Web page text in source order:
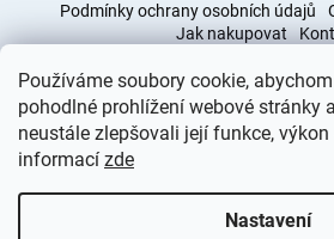
Používáme soubory cookie,
pohodlné prohlížení webové stránky
neustále zlepšovali její funkce,
informací zde
Nastavení
Podmínky ochrany osobních údajů
Jak nakupovat
Obchodní podmínky